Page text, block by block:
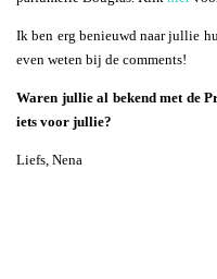
Ik ben erg benieuwd naar jullie
even weten bij de comments!
Waren jullie al bekend met de
iets voor jullie?
Liefs, Nena